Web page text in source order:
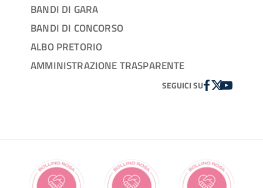
BANDI DI GARA
BANDI DI CONCORSO
ALBO PRETORIO
AMMINISTRAZIONE TRASPARENTE
SEGUICI SUFACEBOOK
TWITTER
YOUTUBE